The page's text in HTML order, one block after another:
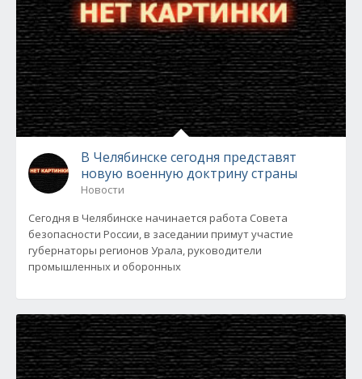
В Челябинске сегодня представят
новую военную доктрину страны
Новости
Сегодня в Челябинске начинается работа Совета
безопасности России, в заседании примут участие
губернаторы регионов Урала, руководители
промышленных и оборонных